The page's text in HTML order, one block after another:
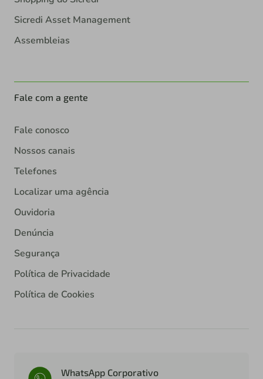
Sicredi Asset Management
Assembleias
Fale com a gente
Fale conosco
Nossos canais
Telefones
Localizar uma agência
Ouvidoria
Denúncia
Segurança
Política de Privacidade
Política de Cookies
WhatsApp Corporativo